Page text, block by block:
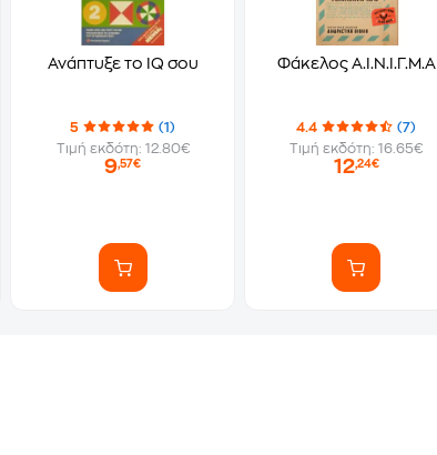
Ανάπτυξε το IQ σου
5
(1)
Τιμή εκδότη: 12.80€
9,57€
Φάκελος Α.Ι.Ν.Ι.Γ.Μ.Α
4.4
(7)
Τιμή εκδότη: 16.65€
12,24€